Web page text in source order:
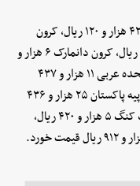
- افزون بر این، هر فرانک سوئیس ۴۲ هزار و ۱۲۰ ریال، کرون
سوئد ۴ هزار و ۵۹۴ ریال، کرون نروژ ۴ هزار و ۳۵۴ ریال، کرون دانمارک ۶ هزار و
۳۴۳ ریال، روپیه هند ۵۵۳ ریال، درهم امارات متحده عربی ۱۱ هزار و ۴۳۷
ریال، دینار کویت ۱۳۶ هزار و ۳۷۸ ریال، یکصد روپیه پاکستان ۲۵ هزار و ۴۳۶
ریال، یکصد ین ژاپن ۳۹ هزار و ۱۲۳ ریال، دلار هنگ کنگ ۵ هزار و ۴۲۰ ریال،